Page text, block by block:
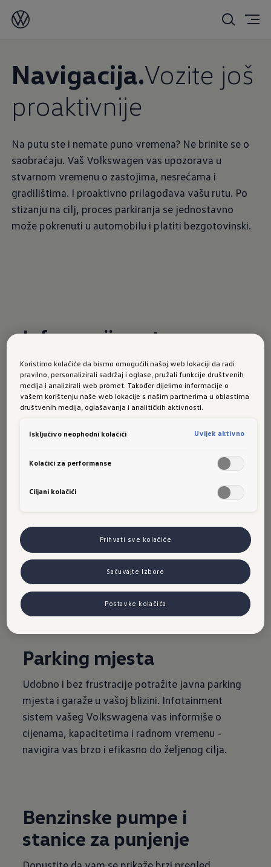
Navigacija.Vozite još
proaktivnije
Na putu ste i nemate puno vremena? Ne brinite se o
saobraćaju. Vaš Volkswagen vas upozorava u
stvarnom vremenu o zastojima, nesrećama i
gradilištima. I proaktivno prilagođava vašu rutu. Po
stizanju na cilj, proces parkiranja se jednostavno
može pokrenuti u automobilu i platiti bezgotovinski.
Informacije u stvarnom
vremenu
Pomoću informacija u stvarnom vremenu* vaša
navigacija postaje još inteligentnija: s praktičnim
saobraćaju, -izračun rute, -aktualizacija karata ili
ažurirani podaci dat će vam korisne savjete i
osigurati najbolju moguću rutu do vaših ciljeva.
telefonije.
Parking mjesta
Udobno i bez frustracije potražite javna parking
mjesta i garaže u vašoj blizini. Infotainment
sistem vašeg Volkswagena vas informiše o
cijenama, kapacitetima i radnom vremenu -
navigira vas brzo i efikasno do željenog cilja.
Benzinske pumpe i
stanice za punjenje
Koristimo kolačiće da bismo omogućili našoj web lokaciji da radi
pravilno, personalizirali sadržaj i oglase, pružali funkcije društvenih
medija i analizirali web promet. Također dijelimo informacije o
vašem korištenju naše web lokacije s našim partnerima u oblastima
društvenih medija, oglašavanja i analitičkih aktivnosti.
Isključivo neophodni kolačići Uvijek aktivno
Kolačići za performanse
Ciljani kolačići
Prihvati sve kolačiće
Sačuvajte Izbore
Postavke kolačića